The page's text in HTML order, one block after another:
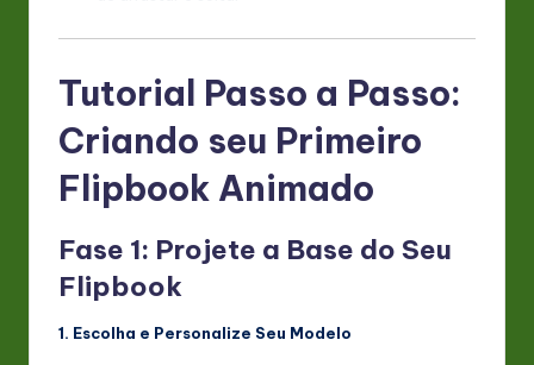
Tutorial Passo a Passo:
Criando seu Primeiro
Flipbook Animado
Fase 1: Projete a Base do Seu
Flipbook
1. Escolha e Personalize Seu Modelo